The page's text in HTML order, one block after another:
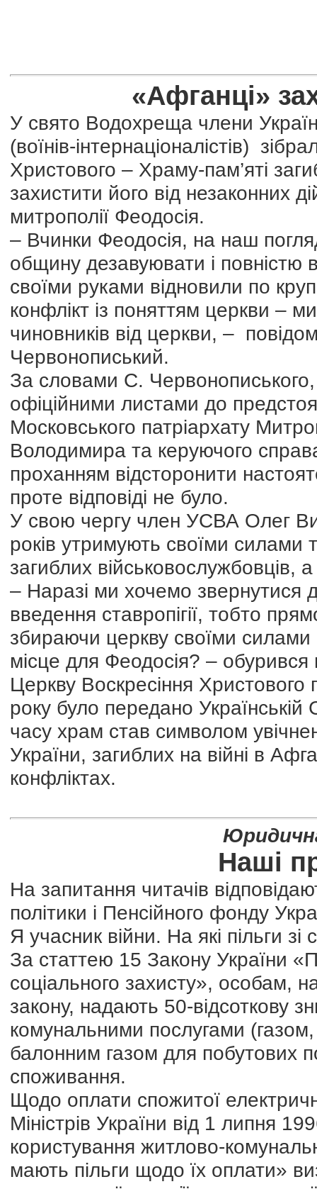
«Афганці»
У свято Водохреща члени
(воїнів-інтернаціоналістів)
Христового – Храму-пам’яті
захистити його від незаконних
митрополії Феодосія.
– Вчинки Феодосія, на наш
общину дезавуювати і
своїми руками відновили по
конфлікт із поняттям церкви –
чиновників від церкви, –
Червонописький.
За словами С.
офіційними листами до
Московського патріархату
Володимира та керуючого
проханням відсторонити
проте відповіді не було.
У свою чергу член УСВА Олег
років утримують своїми силами
загиблих військовослужбовців,
– Наразі ми хочемо звернутися
введення ставропігії, тобто
збираючи церкву своїми
місце для Феодосія? – обурився
Церкву Воскресіння
року було передано Українській
часу храм став символом
України, загиблих на війні в
конфліктах.
Наші
На запитання читачів
політики і Пенсійного фонду
Я учасник війни. На які пільги
За статтею 15 Закону України
соціального захисту», особам,
закону, надають 50-відсоткову
комунальними послугами
балонним газом для побутових
споживання.
Щодо оплати спожитої
Міністрів України від 1 липня
користування житлово-
мають пільги щодо їх оплати»